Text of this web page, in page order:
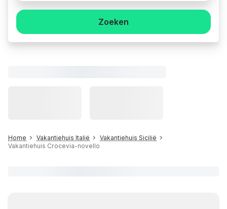
Zoeken
Home Vakantiehuis Italië
Vakantiehuis Sicilië
Vakantiehuis Crocevia-novello